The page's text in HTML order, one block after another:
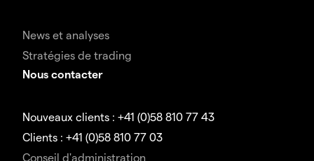
News et analyses
Stratégies de trading
Nous contacter
Nouveaux clients : +41 (0)58 810 77 43
Clients : +41 (0)58 810 77 03
Conseil d'administration